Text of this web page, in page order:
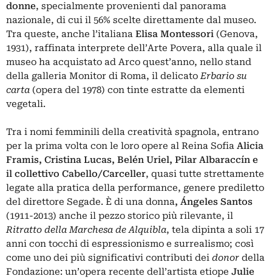
donne, specialmente provenienti dal panorama
nazionale, di cui il 56% scelte direttamente dal museo.
Tra queste, anche l’italiana Elisa Montessori (Genova,
1931), raffinata interprete dell’Arte Povera, alla quale il
museo ha acquistato ad Arco quest’anno, nello stand
della galleria Monitor di Roma, il delicatoErbario su
carta (opera del 1978) con tinte estratte da elementi
vegetali.
Tra i nomi femminili della creatività spagnola, entrano
per la prima volta con le loro opere al Reina Sofia Alicia
Framis, Cristina Lucas, Belén Uriel, Pilar Albaraccín e
il collettivo Cabello/Carceller, quasi tutte strettamente
legate alla pratica della performance, genere prediletto
del direttore Segade. È di una donna, Ángeles Santos
(1911-2013) anche il pezzo storico più rilevante, il
Ritratto della Marchesa de Alquibla, tela dipinta a soli 17
anni con tocchi di espressionismo e surrealismo; così
come uno dei più significativi contributi dei donor della
Fondazione: un’opera recente dell’artista etiope Julie